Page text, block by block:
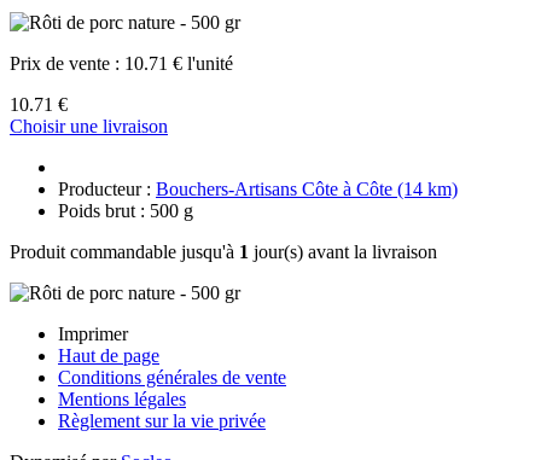
Prix de vente : 10.71 € l'unité
10.71 €
Choisir une livraison
Producteur : Bouchers-Artisans Côte à Côte (14 km)
Poids brut : 500 g
Produit commandable jusqu'à 1 jour(s) avant la livraison
Imprimer
Haut de page
Conditions générales de vente
Mentions légales
Règlement sur la vie privée